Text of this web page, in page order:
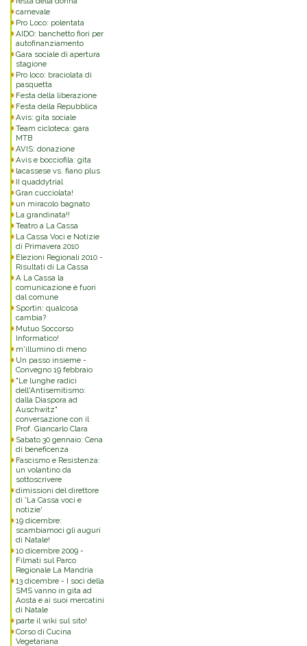
carnevale
Pro Loco: polentata
AIDO: banchetto fiori per
autofinanziamento
Gara sociale di apertura
stagione
Pro loco: braciolata di
pasquetta
Festa della liberazione
Festa della Repubblica
Avis: gita sociale
Team cicloteca: gara
MTB
AVIS: donazione
Avis e bocciofila: gita
lacassese vs. fiano plus
II quaddytrial
Gran cucciolata!
un miracolo bagnato
La grandinata!!
Teatro a La Cassa
La Cassa Voci e Notizie
di Primavera 2010
Elezioni Regionali 2010 -
Risultati di La Cassa
A La Cassa la
comunicazione è fuori
dal comune
Sportin: qualcosa
cambia?
Mutuo Soccorso
Informatico!
m'illumino di meno
Un passo insieme -
Convegno 19 febbraio
"Le lunghe radici
dell'Antisemitismo:
dalla Diaspora ad
Auschwitz"
conversazione con il
Prof. Giancarlo Clara
Sabato 30 gennaio: Cena
di beneficenza
Fascismo e Resistenza:
un volantino da
sottoscrivere
dimissioni del direttore
di 'La Cassa voci e
notizie'
19 dicembre:
scambiamoci gli auguri
di Natale!
10 dicembre 2009 -
Filmati sul Parco
Regionale La Mandria
13 dicembre - I soci della
SMS vanno in gita ad
Aosta e ai suoi mercatini
di Natale
parte il wiki sul sito!
Corso di Cucina
Vegetariana